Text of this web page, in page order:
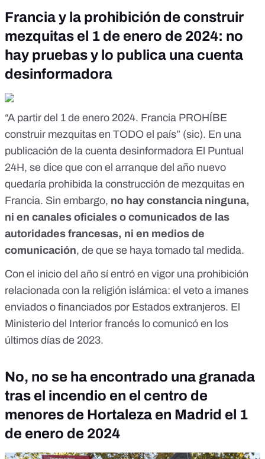
Francia y la prohibición de construir
mezquitas el 1 de enero de 2024: no
hay pruebas y lo publica una cuenta
desinformadora
“A partir del 1 de enero 2024. Francia PROHÍBE
construir mezquitas en TODO el país” (sic). En una
publicación de la cuenta desinformadora El Puntual
24H, se dice que con el arranque del año nuevo
quedaría prohibida la construcción de mezquitas en
Francia. Sin embargo, no hay constancia ninguna,
ni en canales oficiales o comunicados de las
autoridades francesas, ni en medios de
comunicación, de que se haya tomado tal medida.
Con el inicio del año sí entró en vigor una prohibición
relacionada con la religión islámica: el veto a imanes
enviados o financiados por Estados extranjeros. El
Ministerio del Interior francés lo comunicó en los
últimos días de 2023.
No, no se ha encontrado una granada
tras el incendio en el centro de
menores de Hortaleza en Madrid el 1
de enero de 2024